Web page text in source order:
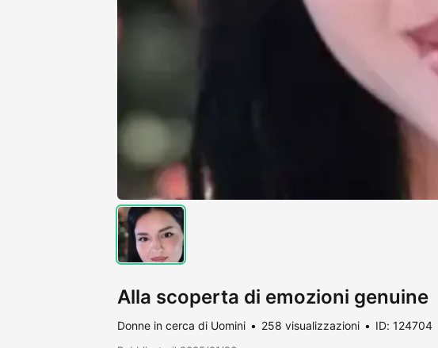
Alla scoperta di emozioni genuine
Donne in cerca di Uomini 258 visualizzazioni ID: 124704